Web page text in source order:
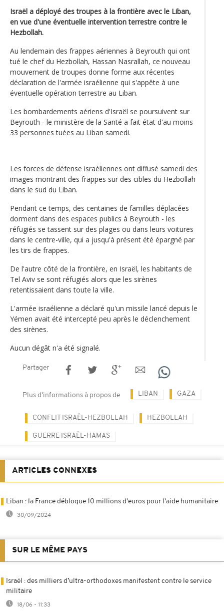
Israël a déployé des troupes à la frontière avec le Liban,
en vue d'une éventuelle intervention terrestre contre le
Hezbollah.
Au lendemain des frappes aériennes à Beyrouth qui ont
tué le chef du Hezbollah, Hassan Nasrallah, ce nouveau
mouvement de troupes donne forme aux récentes
déclaration de l'armée israélienne qui s'appête à une
éventuelle opération terrestre au Liban.
Les bombardements aériens d'Israël se poursuivent sur
Beyrouth - le ministère de la Santé a fait état d'au moins
33 personnes tuées au Liban samedi.
Les forces de défense israéliennes ont diffusé samedi des
images montrant des frappes sur des cibles du Hezbollah
dans le sud du Liban.
Pendant ce temps, des centaines de familles déplacées
dorment dans des espaces publics à Beyrouth - les
réfugiés se tassent sur des plages ou dans leurs voitures
dans le centre-ville, qui a jusqu'à présent été épargné par
les tirs de frappes.
De l'autre côté de la frontière, en Israël, les habitants de
Tel Aviv se sont réfugiés alors que les sirènes
retentissaient dans toute la ville.
L'armée israélienne a déclaré qu'un missile lancé depuis le
Yémen avait été intercepté peu après le déclenchement
des sirènes.
Aucun dégât n'a été signalé.
Partager
Plus d'informations à propos de LIBAN GAZA
CONFLIT ISRAËL-HEZBOLLAH HEZBOLLAH
GUERRE ISRAËL-HAMAS
ARTICLES CONNEXES
Liban : la France débloque 10 millions d'euros pour l'aide humanitaire
30/09/2024
SUR LE MÊME PAYS
Israël : des milliers d’ultra-orthodoxes manifestent contre le service
militaire
18/06 - 11:33